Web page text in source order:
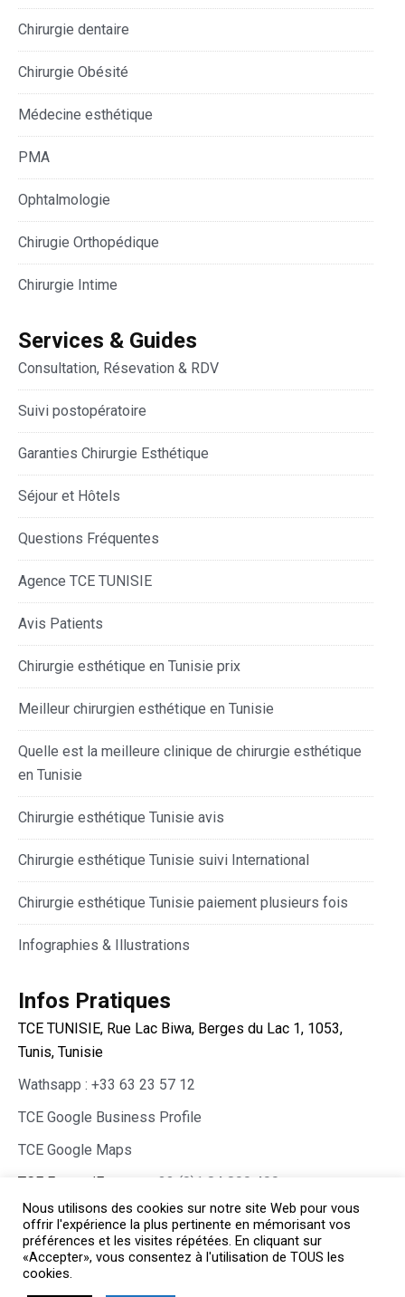
Chirurgie dentaire
Chirurgie Obésité
Médecine esthétique
PMA
Ophtalmologie
Chirugie Orthopédique
Chirurgie Intime
Services & Guides
Consultation, Résevation & RDV
Suivi postopératoire
Garanties Chirurgie Esthétique
Séjour et Hôtels
Questions Fréquentes
Agence TCE TUNISIE
Avis Patients
Chirurgie esthétique en Tunisie prix
Meilleur chirurgien esthétique en Tunisie
Quelle est la meilleure clinique de chirurgie esthétique
en Tunisie
Chirurgie esthétique Tunisie avis
Chirurgie esthétique Tunisie suivi International
Chirurgie esthétique Tunisie paiement plusieurs fois
Infographies & Illustrations
Infos Pratiques
TCE TUNISIE, Rue Lac Biwa, Berges du Lac 1, 1053,
Tunis, Tunisie
Wathsapp : +33 63 23 57 12
TCE Google Business Profile
TCE Google Maps
TCE France/Europe :
+33 (0)1 84 800 400
Copyright © TCE 2026 All rights reserved.
Nous utilisons des cookies sur notre site Web pour vous
offrir l'expérience la plus pertinente en mémorisant vos
préférences et les visites répétées. En cliquant sur
«Accepter», vous consentez à l'utilisation de TOUS les
cookies.